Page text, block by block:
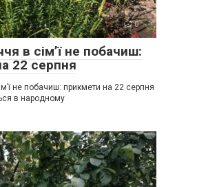
0
в сім’ї не побачиш:
22 серпня
не побачиш: прикмети на 22 серпня
в народному